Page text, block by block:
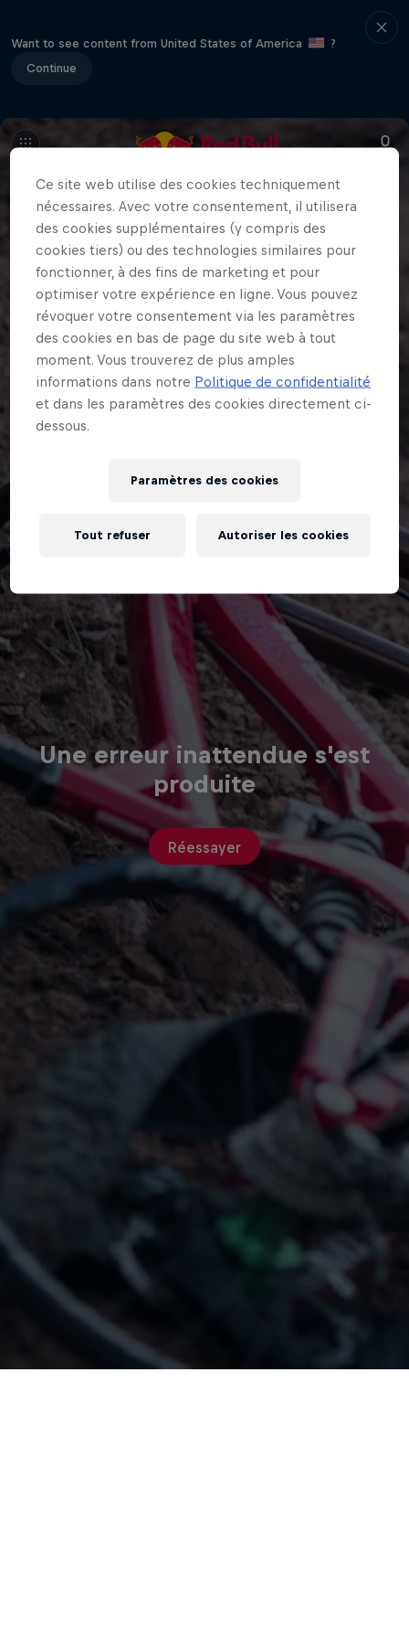
Want to see content from United States of America
?
Continue
Une erreur inattendue s'est
produite
Réessayer
Ce site web utilise des cookies techniquement
nécessaires. Avec votre consentement, il utilisera
des cookies supplémentaires (y compris des
cookies tiers) ou des technologies similaires pour
fonctionner, à des fins de marketing et pour
optimiser votre expérience en ligne. Vous pouvez
révoquer votre consentement via les paramètres
des cookies en bas de page du site web à tout
moment. Vous trouverez de plus amples
informations dans notre Politique de confidentialité
et dans les paramètres des cookies directement ci-
dessous.
Paramètres des cookies
Tout refuser Autoriser les cookies